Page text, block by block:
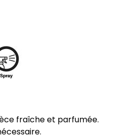
fraîche et parfumée.